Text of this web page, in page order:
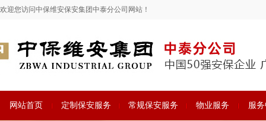
欢迎您访问中保维安保安集团中泰分公司网站！
网站首页 定制保安服务 常规保安服务 物业服务 服